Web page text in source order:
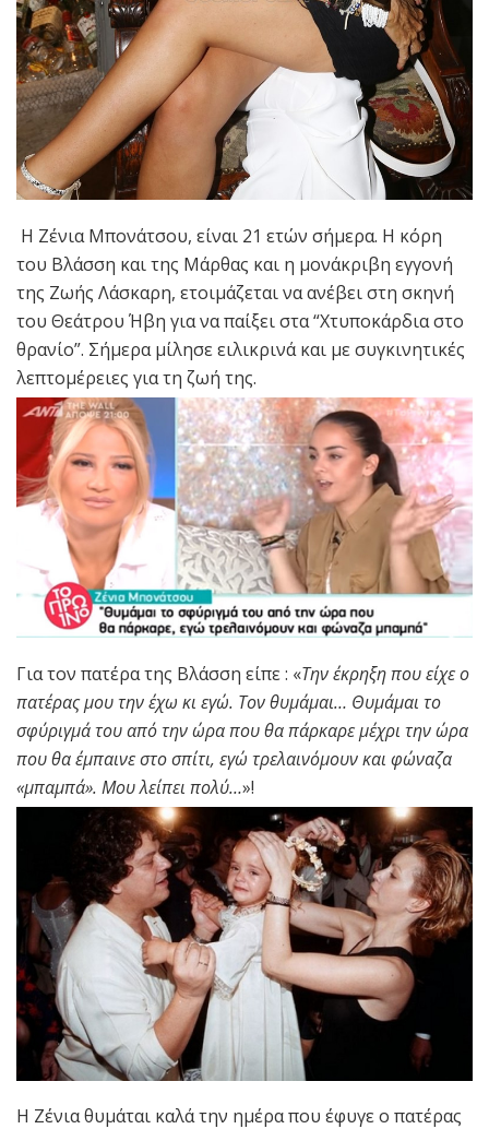
Η Ζένια Μπονάτσου, είναι 21 ετών σήμερα. Η κόρη
του Βλάσση και της Μάρθας και η μονάκριβη εγγονή
της Ζωής Λάσκαρη, ετοιμάζεται να ανέβει στη σκηνή
του Θεάτρου Ήβη για να παίξει στα “Χτυποκάρδια στο
θρανίο”. Σήμερα μίλησε ειλικρινά και με συγκινητικές
λεπτομέρειες για τη ζωή της.
Για τον πατέρα της Βλάσση είπε : «Την έκρηξη που είχε ο
πατέρας μου την έχω κι εγώ. Τον θυμάμαι… Θυμάμαι το
σφύριγμά του από την ώρα που θα πάρκαρε μέχρι την ώρα
που θα έμπαινε στο σπίτι, εγώ τρελαινόμουν και φώναζα
«μπαμπά». Μου λείπει πολύ…»!
Η Ζένια θυμάται καλά την ημέρα που έφυγε ο πατέρας